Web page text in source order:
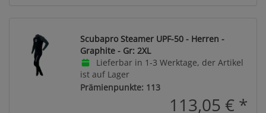
Scubapro Steamer UPF-50 - Herren -
Graphite - Gr: 2XL
Lieferbar in 1-3 Werktage, der Artikel
ist auf Lager
Prämienpunkte: 113
113,05 € *